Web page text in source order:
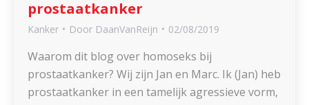
prostaatkanker
Kanker Door DaanVanReijn 02/08/2019
Waarom dit blog over homoseks bij
prostaatkanker? Wij zijn Jan en Marc. Ik (Jan) heb
prostaatkanker in een tamelijk agressieve vorm,